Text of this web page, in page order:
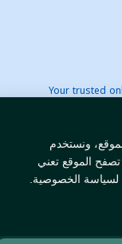
ونستخدم
الموقع تعني
لسياسة الخصوصية.
Your trusted